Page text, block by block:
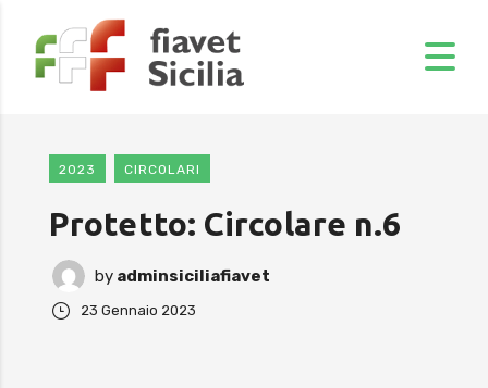
2023 CIRCOLARI
Protetto: Circolare n.6
by adminsiciliafiavet
23 Gennaio 2023